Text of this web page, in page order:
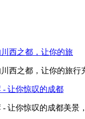
西之都，让你的旅
西之都，让你的旅
- 让你惊叹的成都
让你惊叹的成都美景